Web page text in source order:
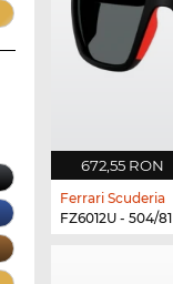
672,55 RON
Ferrari Scuderia
FZ6012U - 504/81